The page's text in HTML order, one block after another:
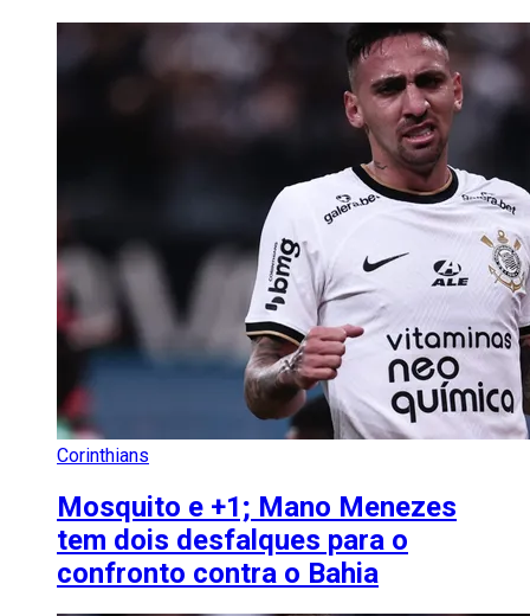
Corinthians
Mosquito e +1; Mano Menezes
tem dois desfalques para o
confronto contra o Bahia